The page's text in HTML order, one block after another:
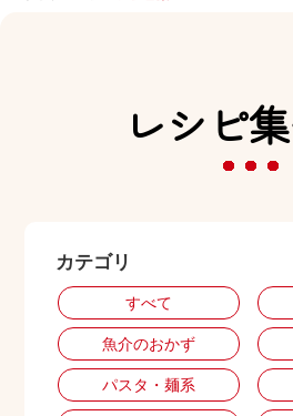
出店用地募集
レシピ
カテゴリ
すべて
魚介のおかず
パスタ・麺系